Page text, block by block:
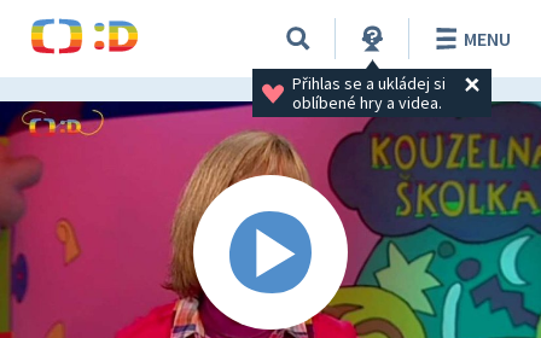
Přihlas se a ukládej si
oblíbené hry a videa.
MENU